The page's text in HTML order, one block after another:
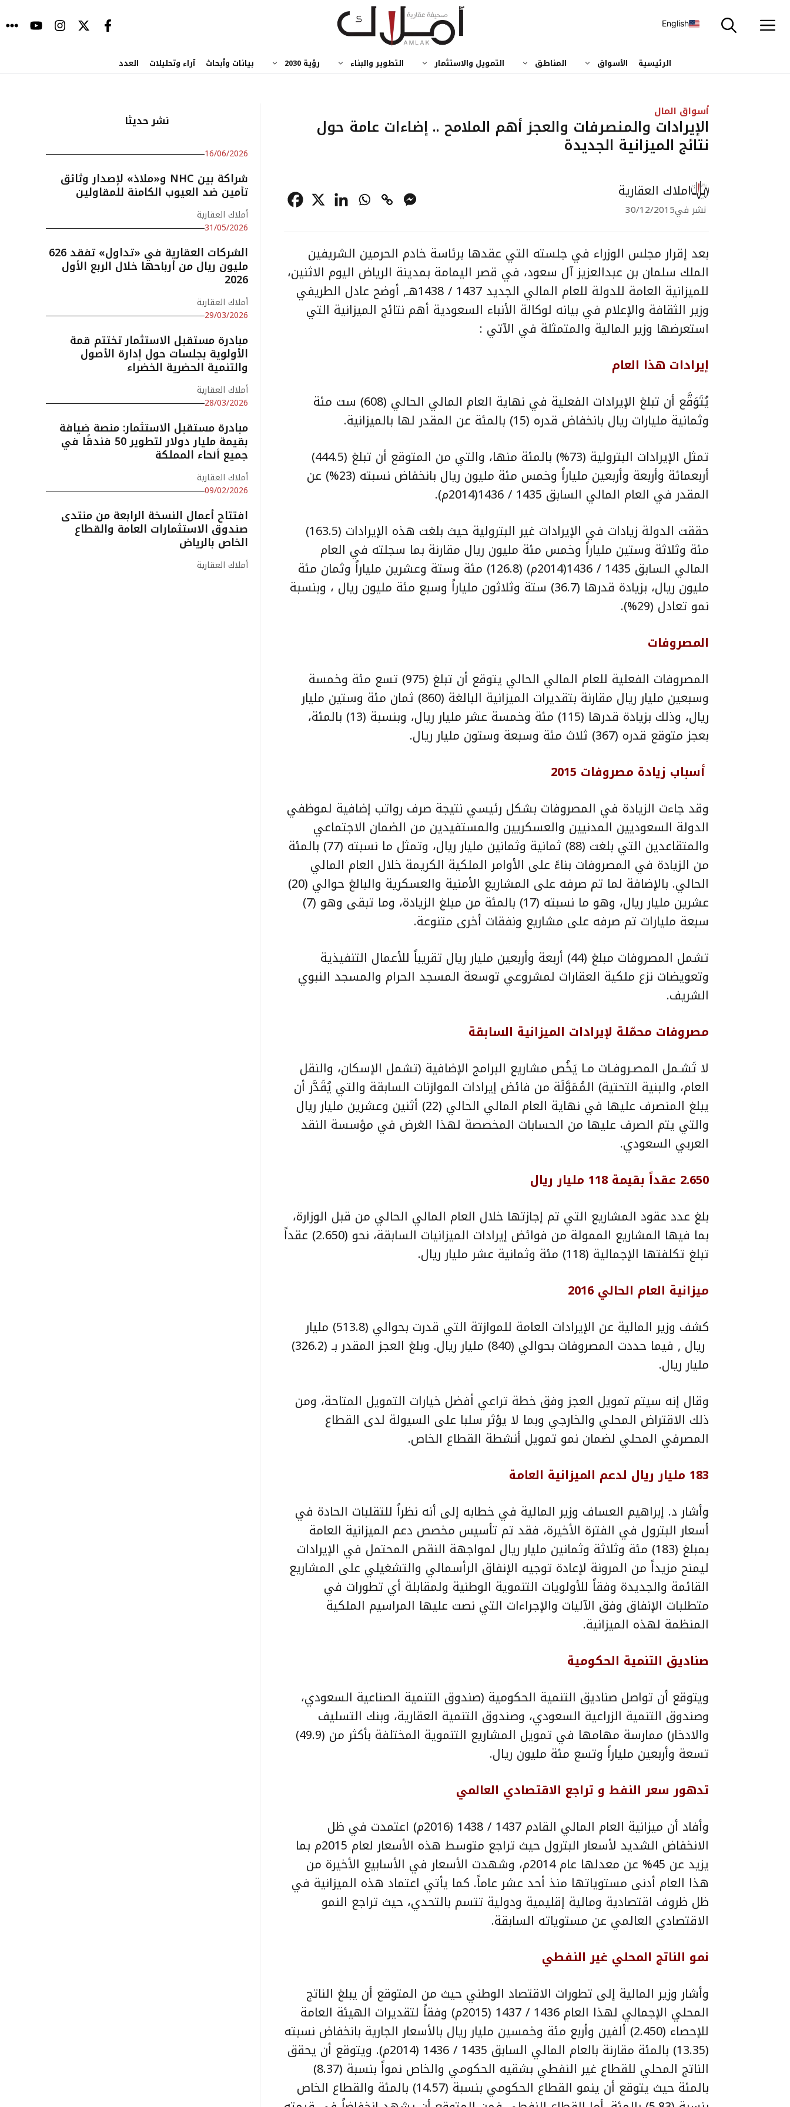
إلى
English
الرئيسية الأسواق المناطق التمويل والاستثمار التطوير والبناء رؤية 2030 بيانات وأبحاث آراء وتحليلات العدد
أسواق المال
الإيرادات والمنصرفات والعجز أهم الملامح .. إضاءات عامة حول
نتائج الميزانية الجديدة
املاك العقارية
نشر في30/12/2015
بعد إقرار مجلس الوزراء في جلسته التي عقدها برئاسة خادم الحرمين الشريفين
الملك سلمان بن عبدالعزيز آل سعود، في قصر اليمامة بمدينة الرياض اليوم الاثنين،
للميزانية العامة للدولة للعام المالي الجديد 1437 / 1438هـ, أوضح عادل الطريفي
وزير الثقافة والإعلام في بيانه لوكالة الأنباء السعودية أهم نتائج الميزانية التي
استعرضها وزير المالية والمتمثلة في الآتي :
إيرادات هذا العام
يُتَوَقَّع أن تبلغ الإيرادات الفعلية في نهاية العام المالي الحالي (608) ست مئة
وثمانية مليارات ريال بانخفاض قدره (15) بالمئة عن المقدر لها بالميزانية.
تمثل الإيرادات البترولية (73%) بالمئة منها، والتي من المتوقع أن تبلغ (444.5)
أربعمائة وأربعة وأربعين ملياراً وخمس مئة مليون ريال بانخفاض نسبته (23%) عن
المقدر في العام المالي السابق 1435 / 1436(2014م).
حققت الدولة زيادات في الإيرادات غير البترولية حيث بلغت هذه الإيرادات (163.5)
مئة وثلاثة وستين ملياراً وخمس مئة مليون ريال مقارنة بما سجلته في العام
المالي السابق 1435 / 1436(2014م) (126.8) مئة وستة وعشرين ملياراً وثمان مئة
مليون ريال، بزيادة قدرها (36.7) ستة وثلاثون ملياراً وسبع مئة مليون ريال ، وبنسبة
نمو تعادل (29%).
المصروفات
المصروفات الفعلية للعام المالي الحالي يتوقع أن تبلغ (975) تسع مئة وخمسة
وسبعين مليار ريال مقارنة بتقديرات الميزانية البالغة (860) ثمان مئة وستين مليار
ريال، وذلك بزيادة قدرها (115) مئة وخمسة عشر مليار ريال، وبنسبة (13) بالمئة،
بعجز متوقع قدره (367) ثلاث مئة وسبعة وستون مليار ريال.
أسباب زيادة مصروفات 2015
وقد جاءت الزيادة في المصروفات بشكل رئيسي نتيجة صرف رواتب إضافية لموظفي
الدولة السعوديين المدنيين والعسكريين والمستفيدين من الضمان الاجتماعي
والمتقاعدين التي بلغت (88) ثمانية وثمانين مليار ريال، وتمثل ما نسبته (77) بالمئة
من الزيادة في المصروفات بناءً على الأوامر الملكية الكريمة خلال العام المالي
الحالي. بالإضافة لما تم صرفه على المشاريع الأمنية والعسكرية والبالغ حوالي (20)
عشرين مليار ريال، وهو ما نسبته (17) بالمئة من مبلغ الزيادة، وما تبقى وهو (7)
سبعة مليارات تم صرفه على مشاريع ونفقات أخرى متنوعة.
تشمل المصروفات مبلغ (44) أربعة وأربعين مليار ريال تقريباً للأعمال التنفيذية
وتعويضات نزع ملكية العقارات لمشروعي توسعة المسجد الحرام والمسجد النبوي
الشريف.
مصروفات محمّلة لإيرادات الميزانية السابقة
لا تَشـمل المصـروفـات مـا يَخُص مشاريع البرامج الإضافية (تشمل الإسكان، والنقل
العام، والبنية التحتية) المُمَوَّلَة من فائض إيرادات الموازنات السابقة والتي يُقَدَّر أن
يبلغ المنصرف عليها في نهاية العام المالي الحالي (22) أثنين وعشرين مليار ريال
والتي يتم الصرف عليها من الحسابات المخصصة لهذا الغرض في مؤسسة النقد
العربي السعودي.
2.650 عقداً بقيمة 118 مليار ريال
بلغ عدد عقود المشاريع التي تم إجازتها خلال العام المالي الحالي من قبل الوزارة،
بما فيها المشاريع الممولة من فوائض إيرادات الميزانيات السابقة، نحو (2.650) عقداً
تبلغ تكلفتها الإجمالية (118) مئة وثمانية عشر مليار ريال.
ميزانية العام الحالي 2016
كشف وزير المالية عن الإيرادات العامة للموازتة التي قدرت بحوالي (513.8) مليار
ريال , فيما حددت المصروفات بحوالي (840) مليار ريال. وبلغ العجز المقدر بـ (326.2)
مليار ريال.
وقال إنه سيتم تمويل العجز وفق خطة تراعي أفضل خيارات التمويل المتاحة، ومن
ذلك الاقتراض المحلي والخارجي وبما لا يؤثر سلبا على السيولة لدى القطاع
المصرفي المحلي لضمان نمو تمويل أنشطة القطاع الخاص.
183 مليار ريال لدعم الميزانية العامة
وأشار د. إبراهيم العساف وزير المالية في خطابه إلى أنه نظراً للتقلبات الحادة في
أسعار البترول في الفترة الأخيرة، فقد تم تأسيس مخصص دعم الميزانية العامة
بمبلغ (183) مئة وثلاثة وثمانين مليار ريال لمواجهة النقص المحتمل في الإيرادات
ليمنح مزيداً من المرونة لإعادة توجيه الإنفاق الرأسمالي والتشغيلي على المشاريع
القائمة والجديدة وفقاً للأولويات التنموية الوطنية ولمقابلة أي تطورات في
متطلبات الإنفاق وفق الآليات والإجراءات التي نصت عليها المراسيم الملكية
المنظمة لهذه الميزانية.
صناديق التنمية الحكومية
ويتوقع أن تواصل صناديق التنمية الحكومية (صندوق التنمية الصناعية السعودي،
وصندوق التنمية الزراعية السعودي، وصندوق التنمية العقارية، وبنك التسليف
والادخار) ممارسة مهامها في تمويل المشاريع التنموية المختلفة بأكثر من (49.9)
تسعة وأربعين ملياراً وتسع مئة مليون ريال.
تدهور سعر النفط و تراجع الاقتصادي العالمي
وأفاد أن ميزانية العام المالي القادم 1437 / 1438 (2016م) اعتمدت في ظل
الانخفاض الشديد لأسعار البترول حيث تراجع متوسط هذه الأسعار لعام 2015م بما
يزيد عن 45% عن معدلها عام 2014م، وشهدت الأسعار في الأسابيع الأخيرة من
هذا العام أدنى مستوياتها منذ أحد عشر عاماً. كما يأتي اعتماد هذه الميزانية في
ظل ظروف اقتصادية ومالية إقليمية ودولية تتسم بالتحدي، حيث تراجع النمو
الاقتصادي العالمي عن مستوياته السابقة.
نمو الناتج المحلي غير النفطي
وأشار وزير المالية إلى تطورات الاقتصاد الوطني حيث من المتوقع أن يبلغ الناتج
المحلي الإجمالي لهذا العام 1436 / 1437 (2015م) وفقاً لتقديرات الهيئة العامة
للإحصاء (2.450) ألفين وأربع مئة وخمسين مليار ريال بالأسعار الجارية بانخفاض نسبته
(13.35) بالمئة مقارنة بالعام المالي السابق 1435 / 1436 (2014م). ويتوقع أن يحقق
الناتج المحلي للقطاع غير النفطي بشقيه الحكومي والخاص نمواً بنسبة (8.37)
بالمئة حيث يتوقع أن ينمو القطاع الحكومي بنسبة (14.57) بالمئة والقطاع الخاص
نشر حديثا
16/06/2026
شراكة بين NHC و«ملاذ» لإصدار وثائق
تأمين ضد العيوب الكامنة للمقاولين
أملاك العقارية
31/05/2026
الشركات العقارية في «تداول» تفقد 626
مليون ريال من أرباحها خلال الربع الأول
2026
أملاك العقارية
29/03/2026
مبادرة مستقبل الاستثمار تختتم قمة
الأولوية بجلسات حول إدارة الأصول
والتنمية الحضرية الخضراء
أملاك العقارية
28/03/2026
مبادرة مستقبل الاستثمار: منصة ضيافة
بقيمة مليار دولار لتطوير 50 فندقًا في
جميع أنحاء المملكة
أملاك العقارية
09/02/2026
افتتاح أعمال النسخة الرابعة من منتدى
صندوق الاستثمارات العامة والقطاع
الخاص بالرياض
أملاك العقارية